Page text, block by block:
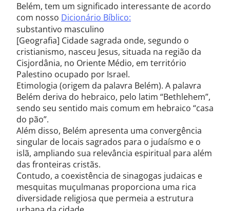
Nova Versão Internacional
2017 – Nova Almeida Atualizada
2009 – Almeida Revisada e Corrigida
1969 – Almeida Revisada e Corrigida
1993 – Almeida Revisada e Atualizada
Belém, tem um significado interessante de acordo
com nosso Dicionário Bíblico:
substantivo masculino
[Geografia] Cidade sagrada onde, segundo o
cristianismo, nasceu Jesus, situada na região da
Cisjordânia, no Oriente Médio, em território
Palestino ocupado por Israel.
Etimologia (origem da palavra Belém). A palavra
Belém deriva do hebraico, pelo latim “Bethlehem”,
sendo seu sentido mais comum em hebraico “casa
do pão”.
Além disso, Belém apresenta uma convergência
singular de locais sagrados para o judaísmo e o
islã, ampliando sua relevância espiritual para além
das fronteiras cristãs.
Contudo, a coexistência de sinagogas judaicas e
mesquitas muçulmanas proporciona uma rica
diversidade religiosa que permeia a estrutura